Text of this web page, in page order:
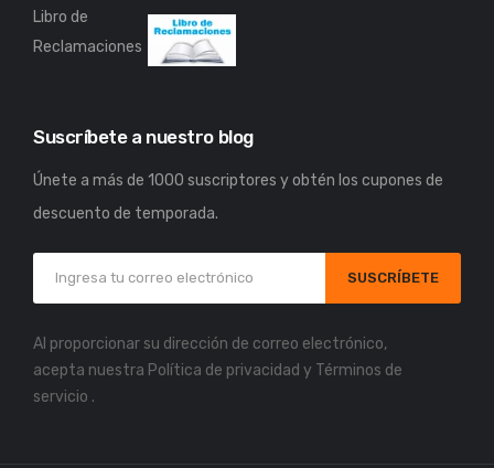
Libro de
Reclamaciones
Suscríbete a nuestro blog
Únete a más de 1000 suscriptores y obtén los cupones de
descuento de temporada.
SUSCRÍBETE
Al proporcionar su dirección de correo electrónico,
acepta nuestra Política de privacidad y Términos de
servicio .